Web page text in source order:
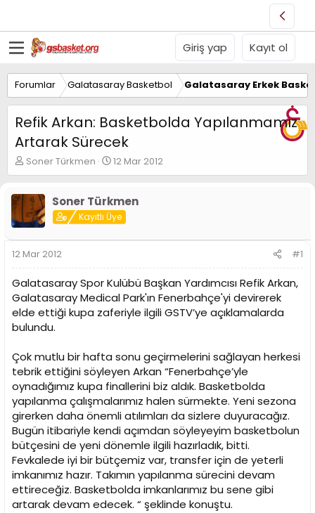
Giriş yap Kayıt ol
Forumlar Galatasaray Basketbol Galatasaray Erkek
Refik Arkan: Basketbolda Yapılanmamız
Artarak Sürecek
K
o
u
y
u
B
a
ş
a
t
a
n
Soner Türkmen
B
a
l
a
n
g
a
r
i
12 Mar 2012
Soner Türkmen
Kayıtlı Üye
12 Mar 2012 #1
Galatasaray Spor Kulübü Başkan Yardımcısı Refik Arkan,
Galatasaray Medical Park'ın Fenerbahçe'yi devirerek
elde ettiği kupa zaferiyle ilgili GSTV’ye açıklamalarda
bulundu.
Çok mutlu bir hafta sonu geçirmelerini sağlayan herkesi
tebrik ettiğini söyleyen Arkan “Fenerbahçe’yle
oynadığımız kupa finallerini biz aldık. Basketbolda
yapılanma çalışmalarımız halen sürmekte. Yeni sezona
girerken daha önemli atılımları da sizlere duyuracağız.
Bugün itibariyle kendi açımdan söyleyeyim basketbolun
bütçesini de yeni dönemle ilgili hazırladık, bitti.
Fevkalede iyi bir bütçemiz var, transfer için de yeterli
imkanımız hazır. Takımın yapılanma sürecini devam
ettireceğiz. Basketbolda imkanlarımız bu sene gibi
artarak devam edecek. “ şeklinde konuştu.